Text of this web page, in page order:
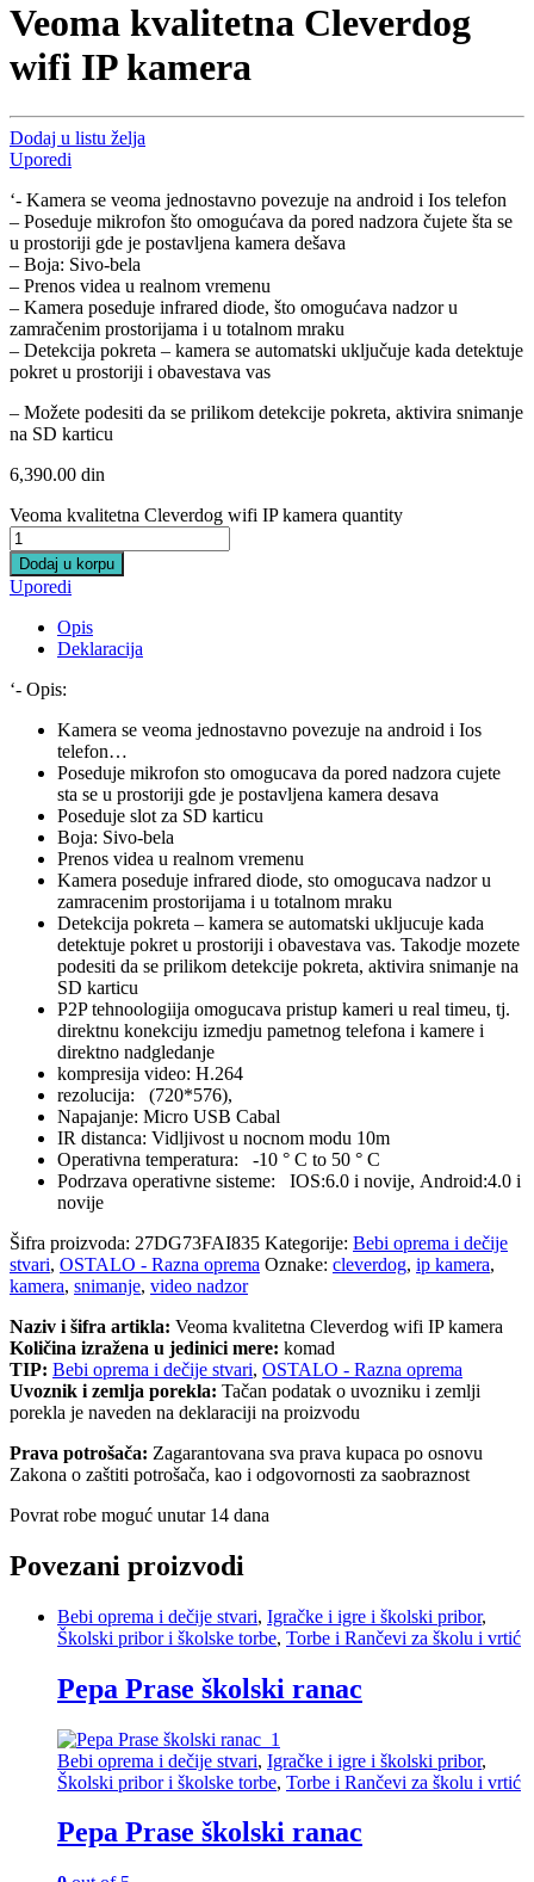
Veoma kvalitetna Cleverdog
wifi IP kamera
Dodaj u listu želja
Uporedi
‘- Kamera se veoma jednostavno povezuje na android i Ios telefon
– Poseduje mikrofon što omogućava da pored nadzora čujete šta se
u prostoriji gde je postavljena kamera dešava
– Boja: Sivo-bela
– Prenos videa u realnom vremenu
– Kamera poseduje infrared diode, što omogućava nadzor u
zamračenim prostorijama i u totalnom mraku
– Detekcija pokreta – kamera se automatski uključuje kada detektuje
pokret u prostoriji i obavestava vas
– Možete podesiti da se prilikom detekcije pokreta, aktivira snimanje
na SD karticu
6,390.00 din
Veoma kvalitetna Cleverdog wifi IP kamera quantity
Dodaj u korpu
Uporedi
Opis
Deklaracija
‘- Opis:
Kamera se veoma jednostavno povezuje na android i Ios
telefon…
Poseduje mikrofon sto omogucava da pored nadzora cujete
sta se u prostoriji gde je postavljena kamera desava
Poseduje slot za SD karticu
Boja: Sivo-bela
Prenos videa u realnom vremenu
Kamera poseduje infrared diode, sto omogucava nadzor u
zamracenim prostorijama i u totalnom mraku
Detekcija pokreta – kamera se automatski ukljucuje kada
detektuje pokret u prostoriji i obavestava vas. Takodje mozete
podesiti da se prilikom detekcije pokreta, aktivira snimanje na
SD karticu
P2P tehnoologiija omogucava pristup kameri u real timeu, tj.
direktnu konekciju izmedju pametnog telefona i kamere i
direktno nadgledanje
kompresija video: H.264
rezolucija: (720*576),
Napajanje: Micro USB Cabal
IR distanca: Vidljivost u nocnom modu 10m
Operativna temperatura: -10 ° C to 50 ° C
Podrzava operativne sisteme: IOS:6.0 i novije, Android:4.0 i
novije
Šifra proizvoda: 27DG73FAI835 Kategorije: Bebi oprema i dečije
stvari, OSTALO - Razna oprema Oznake: cleverdog, ip kamera,
kamera, snimanje, video nadzor
Naziv i šifra artikla: Veoma kvalitetna Cleverdog wifi IP kamera
Količina izražena u jedinici mere: komad
TIP: Bebi oprema i dečije stvari, OSTALO - Razna oprema
Uvoznik i zemlja porekla: Tačan podatak o uvozniku i zemlji
porekla je naveden na deklaraciji na proizvodu
Prava potrošača: Zagarantovana sva prava kupaca po osnovu
Zakona o zaštiti potrošača, kao i odgovornosti za saobraznost
Povrat robe moguć unutar 14 dana
Povezani proizvodi
Bebi oprema i dečije stvari, Igračke i igre i školski pribor,
Školski pribor i školske torbe, Torbe i Rančevi za školu i vrtić
Pepa Prase školski ranac
Bebi oprema i dečije stvari, Igračke i igre i školski pribor,
Školski pribor i školske torbe, Torbe i Rančevi za školu i vrtić
Pepa Prase školski ranac